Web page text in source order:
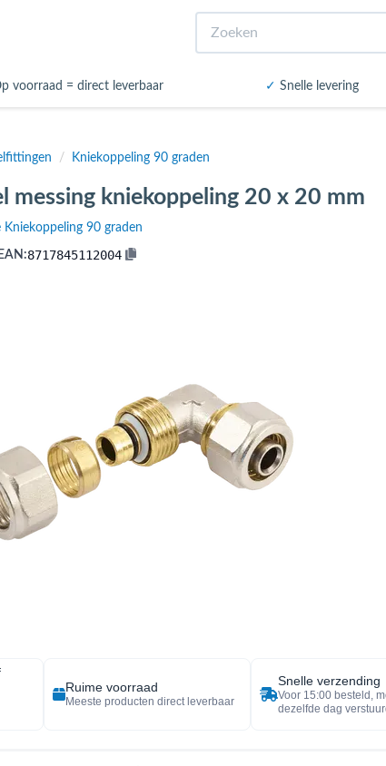
voorraad = direct leverbaar ✓ Snelle levering
/ Kniekoppeling 90 graden
messing kniekoppeling 20 x 20 mm
Kniekoppeling 90 graden
EAN:8717845112004
Ruime voorraad
Meeste producten direct leverbaar
Snelle verzending
Voor 15:00 besteld,
dezelfde dag